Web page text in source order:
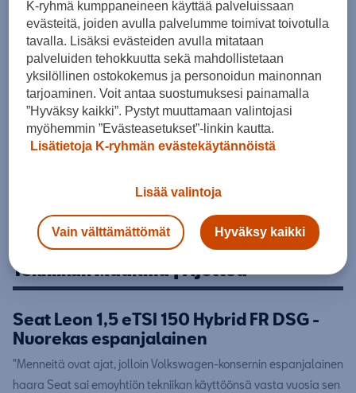
Lue lltalehden artikkeli
Tekniikan Maailma | Ajettua
Seat Leon 1,5 eTSI 150 Hybrid FR DSG -
Nuorekas espanjalainen
"Menneitä ovat ajat, jolloin Volkswagen-konsernin espanjalainen
haara Seat sai emoyhtiön tekniikan käyttöönsä vasta vuosia sen
K-ryhmä kumppaneineen käyttää palveluissaan
evästeitä, joiden avulla palvelumme toimivat toivotulla
tavalla. Lisäksi evästeiden avulla mitataan
palveluiden tehokkuutta sekä mahdollistetaan
yksilöllinen ostokokemus ja personoidun mainonnan
tarjoaminen. Voit antaa suostumuksesi painamalla
”Hyväksy kaikki”. Pystyt muuttamaan valintojasi
myöhemmin ”Evästeasetukset”-linkin kautta.
Lisätietoja K-ryhmän evästekäytännöistä
Lisää valintoja
Vain välttämättömät Hyväksy kaikki